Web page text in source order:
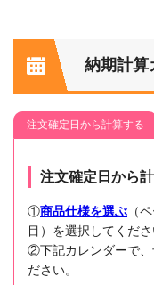
納期計算
注文確定日から計算する
注文確定日から
①商品仕様を選ぶ （
目）を選択してくださ
②下記カレンダーで、
ださい。